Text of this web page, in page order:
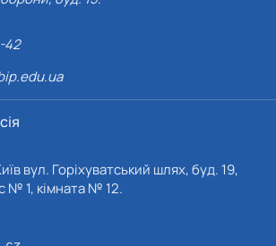
42
вул. Горіхуватський шлях, буд. 19,
№ 1, кімната № 12.